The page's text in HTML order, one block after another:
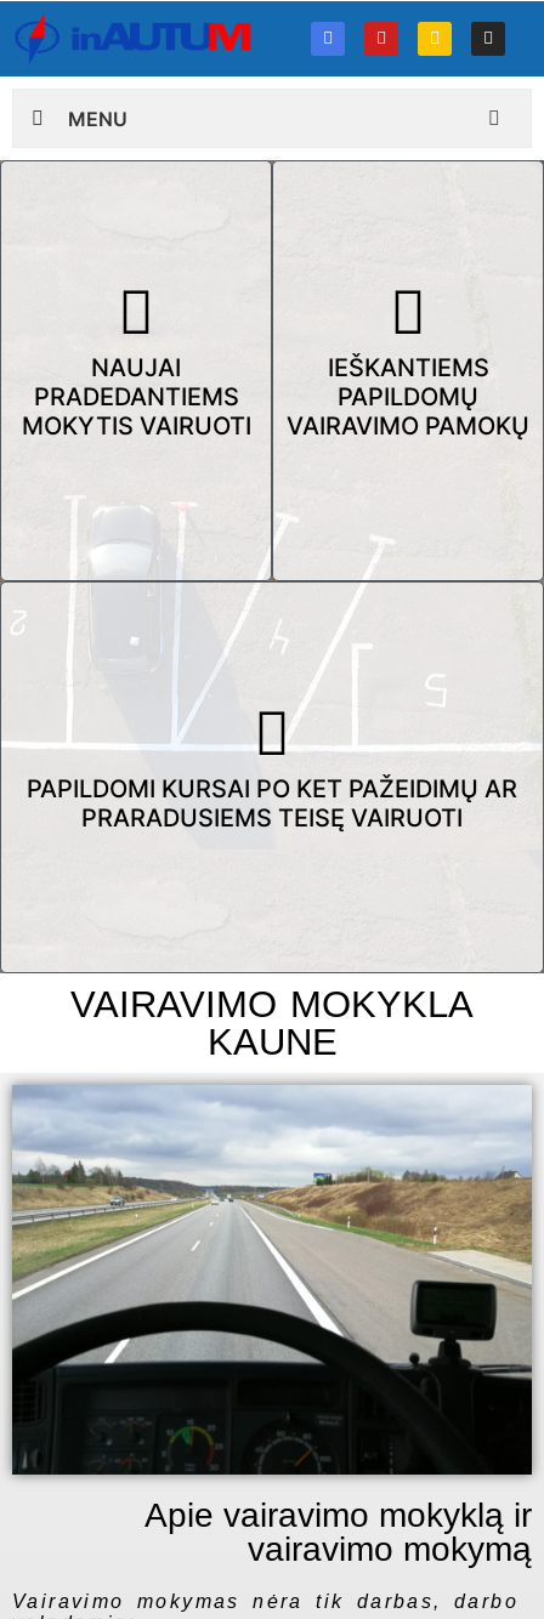
MENU
NAUJAI
PRADEDANTIEMS
MOKYTIS VAIRUOTI
IEŠKANTIEMS
PAPILDOMŲ
VAIRAVIMO PAMOKŲ
PAPILDOMI KURSAI PO KET PAŽEIDIMŲ AR
PRARADUSIEMS TEISĘ VAIRUOTI
VAIRAVIMO MOKYKLA
KAUNE
Apie vairavimo mokyklą ir
vairavimo mokymą
Vairavimo mokymas nėra tik darbas, darbo